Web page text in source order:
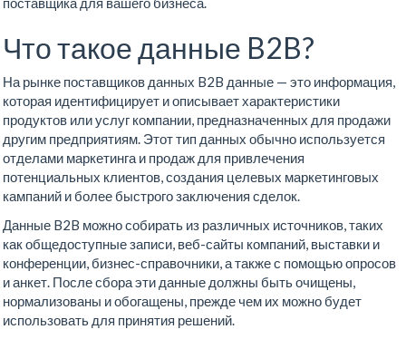
Что такое данные B2B?
На рынке поставщиков данных B2B данные — это информация,
которая идентифицирует и описывает характеристики
продуктов или услуг компании, предназначенных для продажи
другим предприятиям. Этот тип данных обычно используется
отделами маркетинга и продаж для привлечения
потенциальных клиентов, создания целевых маркетинговых
кампаний и более быстрого заключения сделок.
Данные B2B можно собирать из различных источников, таких
как общедоступные записи, веб-сайты компаний, выставки и
конференции, бизнес-справочники, а также с помощью опросов
и анкет. После сбора эти данные должны быть очищены,
нормализованы и обогащены, прежде чем их можно будет
использовать для принятия решений.